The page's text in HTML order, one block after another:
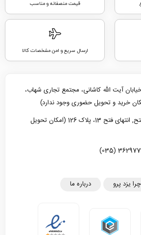
قیمت منصفانه و مناسب
ارسال سریع و امن مشخصات کالا
آیت الله کاشانی، مجتمع تجاری شهاب،
تهران،بلوار فتح, انتهای فتح 13، پلاک 126 (امکان تحویل
چرا یزد پرو درباره ما